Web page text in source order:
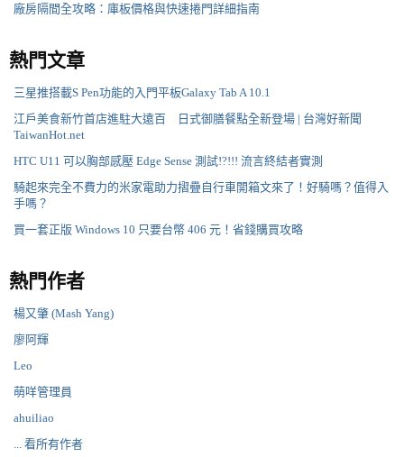
廠房隔間全攻略：庫板價格與快速捲門詳細指南
熱門文章
三星推搭載S Pen功能的入門平板Galaxy Tab A 10.1
江戶美食新竹首店進駐大遠百 日式御膳餐點全新登場 | 台灣好新聞
TaiwanHot.net
HTC U11 可以胸部感壓 Edge Sense 測試!?!!! 流言終結者實測
騎起來完全不費力的米家電助力摺疊自行車開箱文來了！好騎嗎？值得入
手嗎？
買一套正版 Windows 10 只要台幣 406 元！省錢購買攻略
熱門作者
楊又肇 (Mash Yang)
廖阿輝
Leo
萌咩管理員
ahuiliao
... 看所有作者